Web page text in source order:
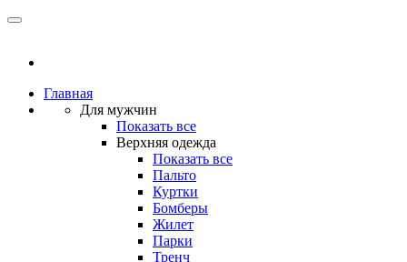
Главная
Для мужчин
Показать все
Верхняя одежда
Показать все
Пальто
Куртки
Бомберы
Жилет
Парки
Тренч